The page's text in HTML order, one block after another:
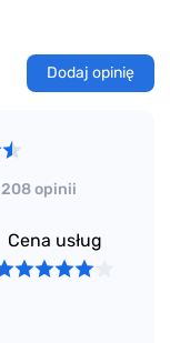
Dodaj opinię
208 opinii
Cena usług